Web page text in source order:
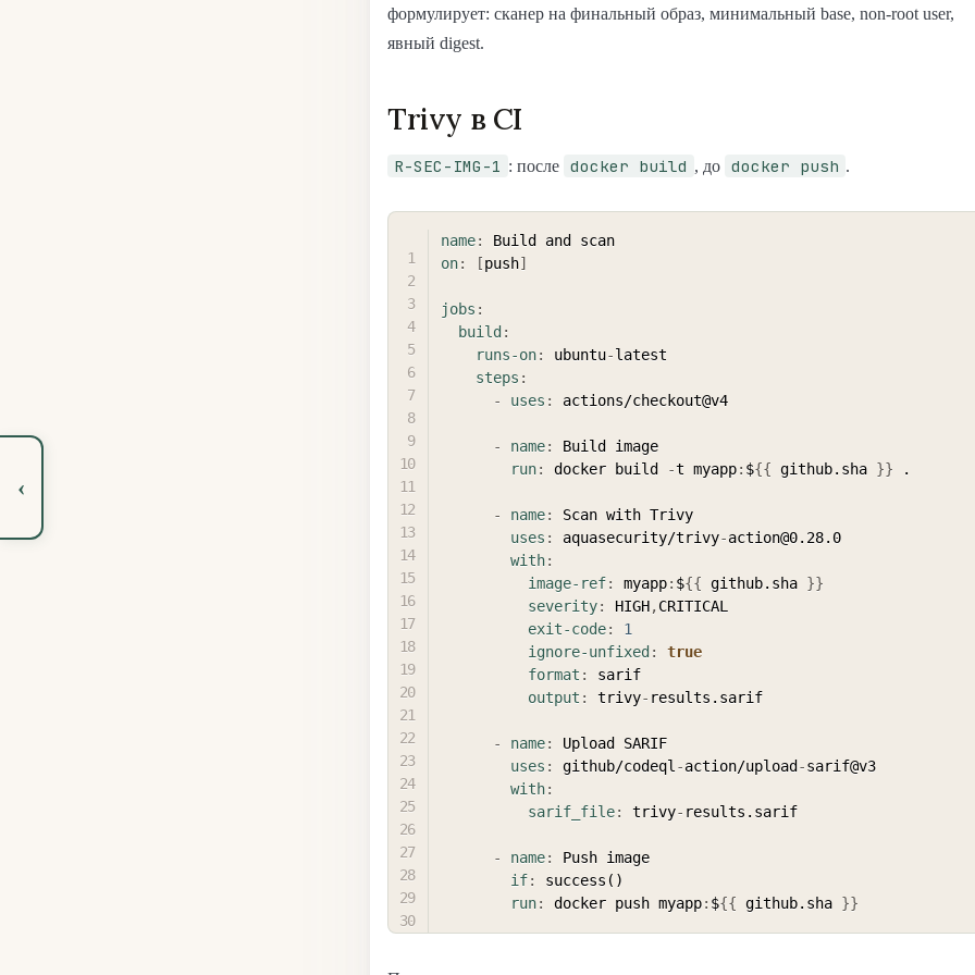
‹
формулирует: сканер на финальный образ, минимальный base, non-root user,
явный digest.
Trivy в CI
R-SEC-IMG-1 : после docker build , до docker push .
name:
on: [push]
jobs :
build :
runs-on: ubuntu-latest
steps :
-
uses : actions/checkout@v4
- name:
Build image
run: docker build -t myapp: ${{ github.sha }} .
- name:
Scan with Trivy
uses : aquasecurity/trivy-action@0.28.0
with:
image-ref: myapp: ${{ github.sha }}
severity: HIGH,CRITICAL
exit-code:
1
ignore-unfixed :
true
format :
sarif
output : trivy- results.sarif
- name:
Upload SARIF
uses : github/codeql-action/upload -sarif@v3
with:
sarif_file: trivy- results.sarif
- name:
Push image
if:
success()
run: docker push myapp: ${{ github.sha }}